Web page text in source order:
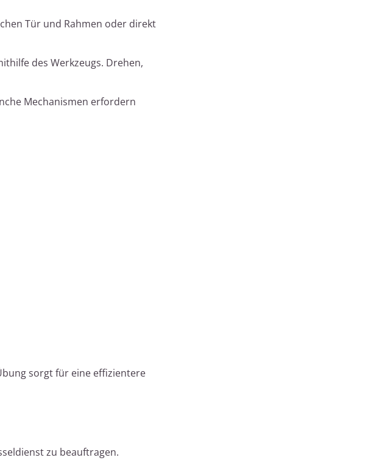
Tür und Rahmen oder direkt
des Werkzeugs. Drehen,
Mechanismen erfordern
sorgt für eine effizientere
zu beauftragen.